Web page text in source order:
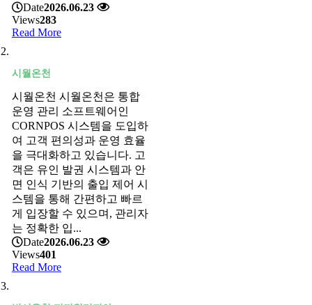
Date2026.06.23
Views283
Read More
시월온천
시월온천 시월온천은 통합
운영 관리 소프트웨어인
CORNPOS 시스템을 도입하
여 고객 편의성과 운영 효율
을 극대화하고 있습니다. 고
객은 유인 발권 시스템과 안
면 인식 기반의 출입 제어 시
스템을 통해 간편하고 빠르
게 입장할 수 있으며, 관리자
는 정확한 입...
Date2026.06.23
Views401
Read More